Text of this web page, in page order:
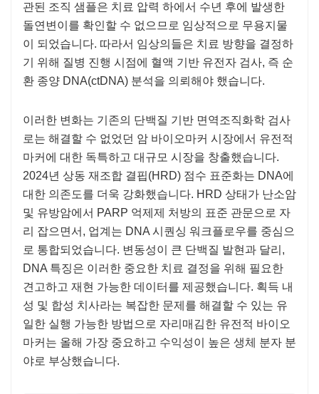
관된 조직 샘플은 치료 압력 하에서 수년 후에 발생한
돌연변이를 확인할 수 없으므로 임상적으로 무용지물
이 되었습니다. 따라서 임상의들은 치료 방향을 결정하
기 위해 질병 진행 시점에 혈액 기반 유전자 검사, 즉 순
환 종양 DNA(ctDNA) 분석을 의뢰해야 했습니다.
이러한 변화는 기존의 단백질 기반 면역조직화학 검사
로는 해결할 수 없었던 암 바이오마커 시장에서 유전적
마커에 대한 독특하고 대규모 시장을 창출했습니다.
2024년 상동 재조합 결핍(HRD) 점수 표준화는 DNA에
대한 의존도를 더욱 강화했습니다. HRD 상태가 난소암
및 유방암에서 PARP 억제제 처방의 표준 관문으로 자
리 잡으면서, 업계는 DNA 시퀀싱 워크플로우를 중심으
로 통합되었습니다. 변동성이 큰 단백질 발현과 달리,
DNA 특징은 이러한 중요한 치료 결정을 위해 필요한
견고하고 재현 가능한 데이터를 제공했습니다. 획득 내
성 및 합성 치사라는 복잡한 문제를 해결할 수 있는 유
일한 실행 가능한 방법으로 자리매김한 유전적 바이오
마커는 올해 가장 중요하고 수익성이 높은 생체 분자 분
야로 부상했습니다.